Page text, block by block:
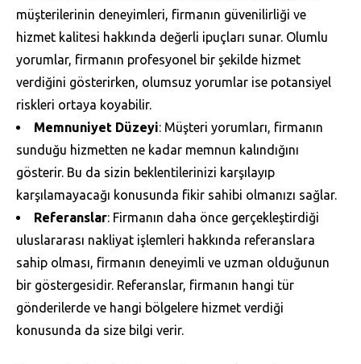
müşterilerinin deneyimleri, firmanın güvenilirliği ve
hizmet kalitesi hakkında değerli ipuçları sunar. Olumlu
yorumlar, firmanın profesyonel bir şekilde hizmet
verdiğini gösterirken, olumsuz yorumlar ise potansiyel
riskleri ortaya koyabilir.
Memnuniyet Düzeyi: Müşteri yorumları, firmanın
sunduğu hizmetten ne kadar memnun kalındığını
gösterir. Bu da sizin beklentilerinizi karşılayıp
karşılamayacağı konusunda fikir sahibi olmanızı sağlar.
Referanslar: Firmanın daha önce gerçekleştirdiği
uluslararası nakliyat işlemleri hakkında referanslara
sahip olması, firmanın deneyimli ve uzman olduğunun
bir göstergesidir. Referanslar, firmanın hangi tür
gönderilerde ve hangi bölgelere hizmet verdiği
konusunda da size bilgi verir.